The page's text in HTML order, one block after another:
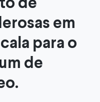
em
para o
de